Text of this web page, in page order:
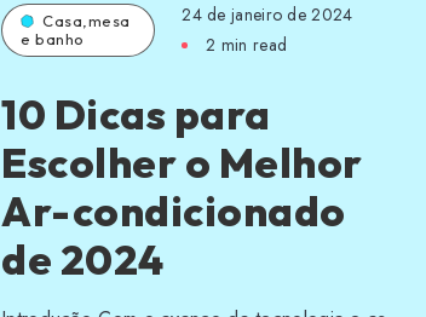
Casa,mesa
e banho
24 de janeiro de 2024
2 min read
10 Dicas para
Escolher o Melhor
Ar-condicionado
de 2024